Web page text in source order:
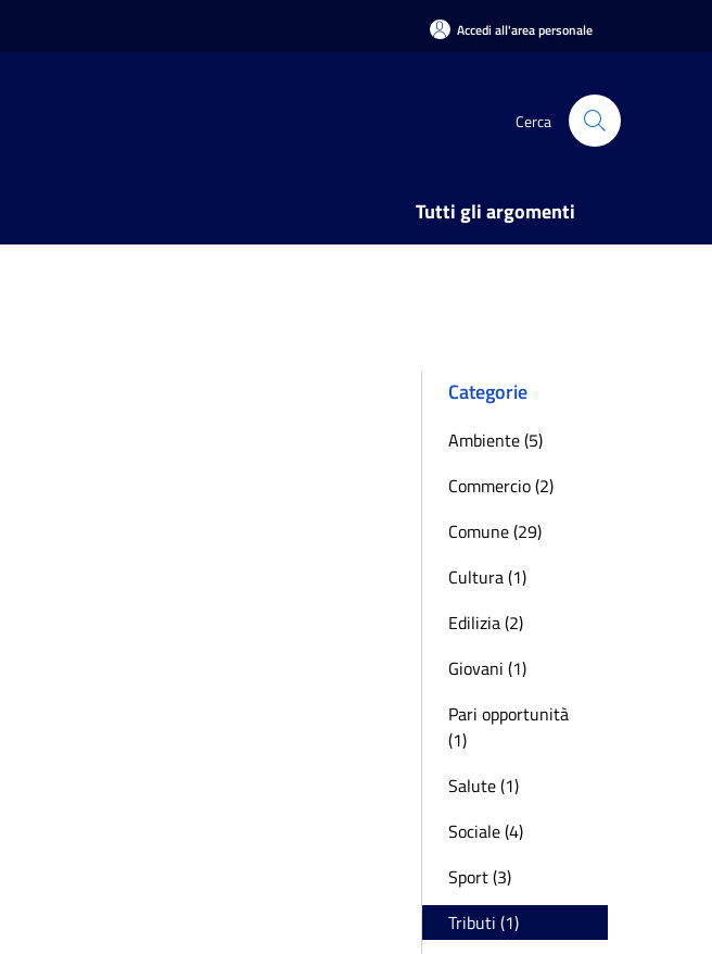
Accedi all'area personale
Cerca
Tutti gli argomenti
Categorie
Ambiente (5)
Commercio (2)
Comune (29)
Cultura (1)
Edilizia (2)
Giovani (1)
Pari opportunità
(1)
Salute (1)
Sociale (4)
Sport (3)
Tributi (1)